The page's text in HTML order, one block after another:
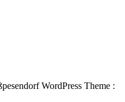
WordPress Theme :